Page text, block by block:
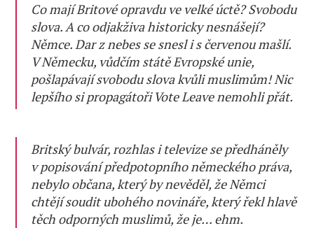
Co mají Britové opravdu ve velké úctě? Svobodu
slova. A co odjakživa historicky nesnášejí?
Němce. Dar z nebes se snesl i s červenou mašlí.
V Německu, vůdčím státě Evropské unie,
pošlapávají svobodu slova kvůli muslimům! Nic
lepšího si propagátoři Vote Leave nemohli přát.
Britský bulvár, rozhlas i televize se předháněly
v popisování předpotopního německého práva,
nebylo občana, který by nevěděl, že Němci
chtějí soudit ubohého novináře, který řekl hlavě
těch odporných muslimů, že je… ehm.